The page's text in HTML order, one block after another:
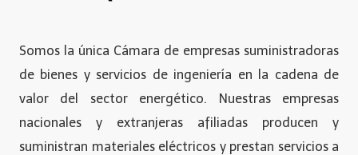
Somos la única Cámara de empresas suministradoras
de bienes y servicios de ingeniería en la cadena de
valor del sector energético. Nuestras empresas
nacionales y extranjeras afiliadas producen y
suministran materiales eléctricos y prestan servicios a